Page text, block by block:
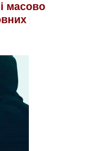
масово